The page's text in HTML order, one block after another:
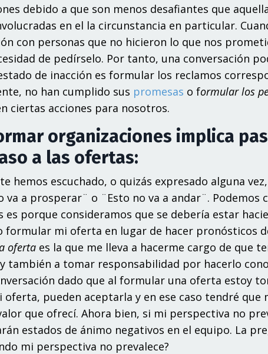
debido a que son menos desafiantes que
en el la circunstancia en particular.
con personas que no hicieron lo que nos
de pedírselo. Por tanto, una conversación
de inacción es formular los reclamos
no han cumplido sus promesas o formular los
ciertas acciones para nosotros.
organizaciones implica
a las ofertas:
hemos escuchado, o quizás expresado alguna
va a prosperar¨ o ¨Esto no va a andar¨. Podemos
es porque consideramos que se debería estar
formular mi oferta en lugar de hacer pronósticos
oferta es la que me lleva a hacerme cargo de que
también a tomar responsabilidad por hacerlo
dado que al formular una oferta estoy
oferta, pueden aceptarla y en ese caso tendré
que ofrecí. Ahora bien, si mi perspectiva no
estados de ánimo negativos en el equipo. La
mi perspectiva no prevalece?